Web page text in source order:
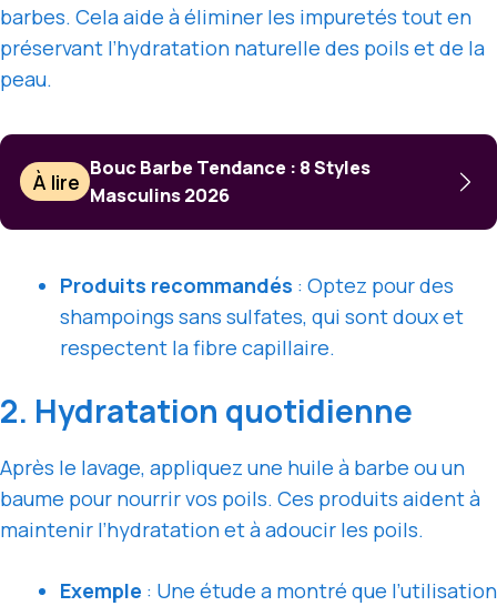
barbes. Cela aide à éliminer les impuretés tout en
préservant l’hydratation naturelle des poils et de la
peau.
À lire
Bouc Barbe Tendance : 8 Styles
Masculins 2026
Produits recommandés : Optez pour des
shampoings sans sulfates, qui sont doux et
respectent la fibre capillaire.
2. Hydratation quotidienne
Après le lavage, appliquez une huile à barbe ou un
baume pour nourrir vos poils. Ces produits aident à
maintenir l’hydratation et à adoucir les poils.
Exemple : Une étude a montré que l’utilisation